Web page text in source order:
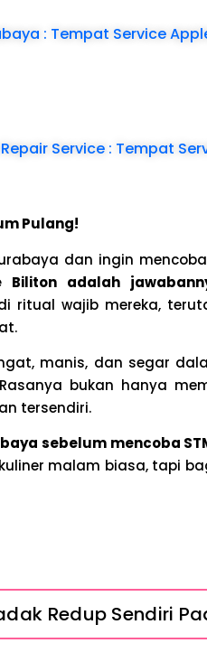
: Tempat Service
Service : Tempat
Pulang!
dan ingin
Biliton adalah
ritual wajib mereka,
manis, dan segar
bukan hanya
tersendiri.
sebelum mencoba
malam biasa, tapi